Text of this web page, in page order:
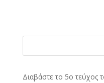
Διαβάστε το 5ο